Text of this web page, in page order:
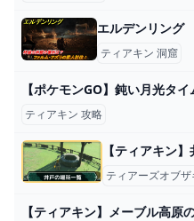
ティアキン 洞窟
ティアキン 攻略
ティアーズオブ